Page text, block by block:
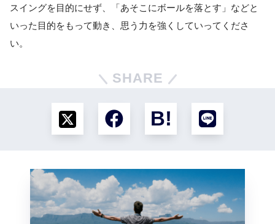
スイングを目的にせず、「あそこにボールを落とす」などと
いった目的をもって動き、思う力を強くしていってくださ
い。
SHARE